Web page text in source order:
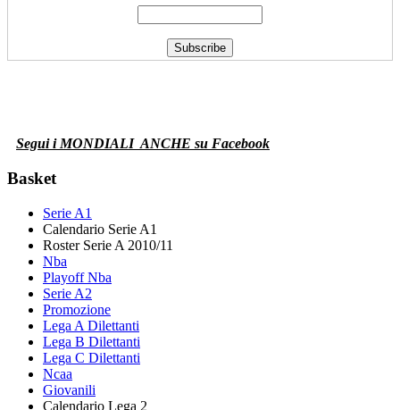
Segui i MONDIALI ANCHE su Facebook
Basket
Serie A1
Calendario Serie A1
Roster Serie A 2010/11
Nba
Playoff Nba
Serie A2
Promozione
Lega A Dilettanti
Lega B Dilettanti
Lega C Dilettanti
Ncaa
Giovanili
Calendario Lega 2